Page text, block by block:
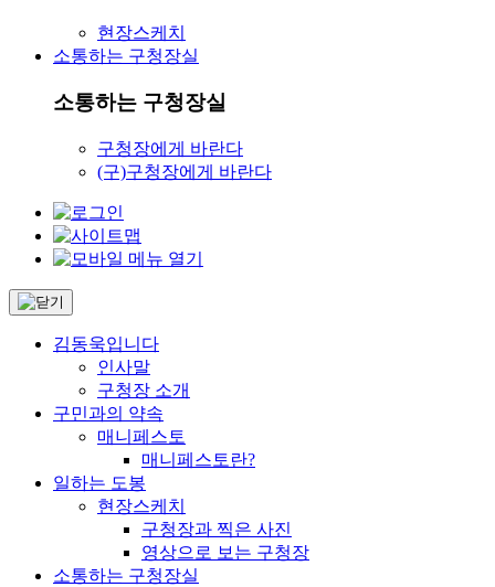
현장스케치
소통하는 구청장실
소통하는 구청장실
구청장에게 바란다
(구)구청장에게 바란다
김동욱입니다
인사말
구청장 소개
구민과의 약속
매니페스토
매니페스토란?
일하는 도봉
현장스케치
구청장과 찍은 사진
영상으로 보는 구청장
소통하는 구청장실